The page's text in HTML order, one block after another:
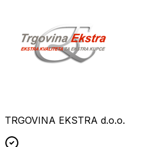
TRGOVINA EKSTRA d.o.o.